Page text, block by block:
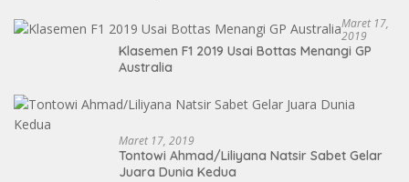
Maret 17,
2019
Klasemen F1 2019 Usai Bottas Menangi GP
Australia
Maret 17, 2019
Tontowi Ahmad/Liliyana Natsir Sabet Gelar
Juara Dunia Kedua